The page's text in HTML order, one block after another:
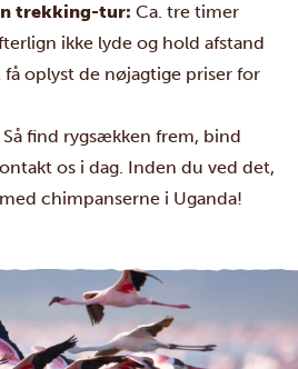
trekking-tur: Ca. tre timer
ikke lyde og hold afstand
få oplyst de nøjagtige priser for
Så find rygsækken frem, bind
os i dag. Inden du ved det,
chimpanserne i Uganda!